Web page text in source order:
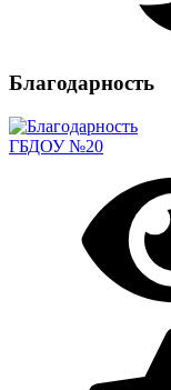
Благодарность
ГБДОУ №20